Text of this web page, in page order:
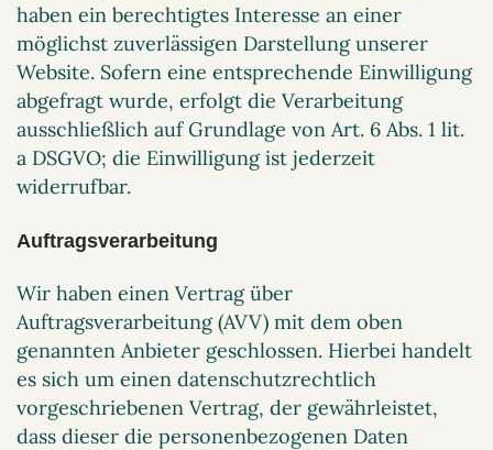
haben ein berechtigtes Interesse an einer
möglichst zuverlässigen Darstellung unserer
Website. Sofern eine entsprechende Einwilligung
abgefragt wurde, erfolgt die Verarbeitung
ausschließlich auf Grundlage von Art. 6 Abs. 1 lit.
a DSGVO; die Einwilligung ist jederzeit
widerrufbar.
Auftragsverarbeitung
Wir haben einen Vertrag über
Auftragsverarbeitung (AVV) mit dem oben
genannten Anbieter geschlossen. Hierbei handelt
es sich um einen datenschutzrechtlich
vorgeschriebenen Vertrag, der gewährleistet,
dass dieser die personenbezogenen Daten